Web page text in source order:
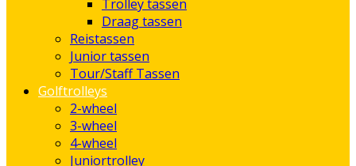
Trolley tassen
Draag tassen
Reistassen
Junior tassen
Tour/Staff Tassen
Golftrolleys
2-wheel
3-wheel
4-wheel
Juniortrolley